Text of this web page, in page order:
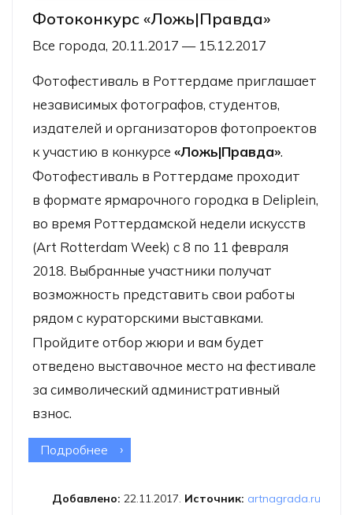
Фотоконкурс «Ложь|Правда»
Все города, 20.11.2017 — 15.12.2017
Фотофестиваль в Роттердаме приглашает
независимых фотографов, студентов,
издателей и организаторов фотопроектов
к участию в конкурсе «Ложь|Правда».
Фотофестиваль в Роттердаме проходит
в формате ярмарочного городка в Deliplein,
во время Роттердамской недели искусств
(Art Rotterdam Week) с 8 по 11 февраля
2018. Выбранные участники получат
возможность представить свои работы
рядом с кураторскими выставками.
Пройдите отбор жюри и вам будет
отведено выставочное место на фестивале
за символический административный
взнос.
Подробнее о Фотоконкурс «Ложь|Правда»
Добавлено: 22.11.2017. Источник: artnagrada.ru